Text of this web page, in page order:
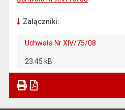
Załączniki:
Uchwała Nr XIV/75/08
23.45 kB